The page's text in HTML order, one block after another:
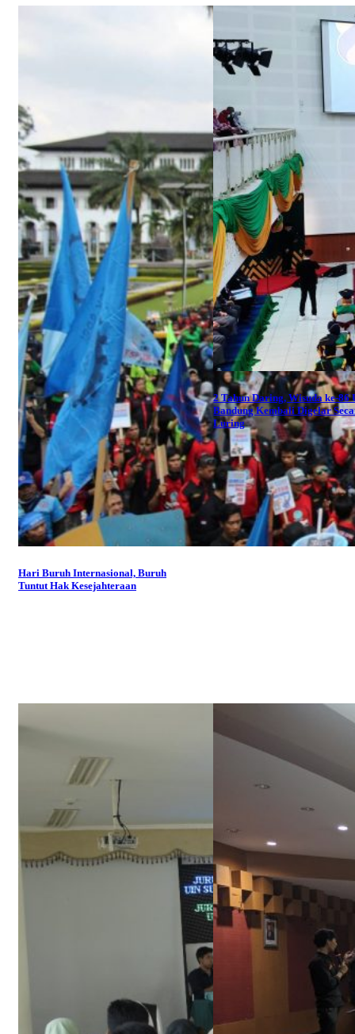
Hari Buruh Internasional, Buruh
Tuntut Hak Kesejahteraan
2 Tahun Daring, Wisuda ke-86
Bandung Kembali Digelar
Luring